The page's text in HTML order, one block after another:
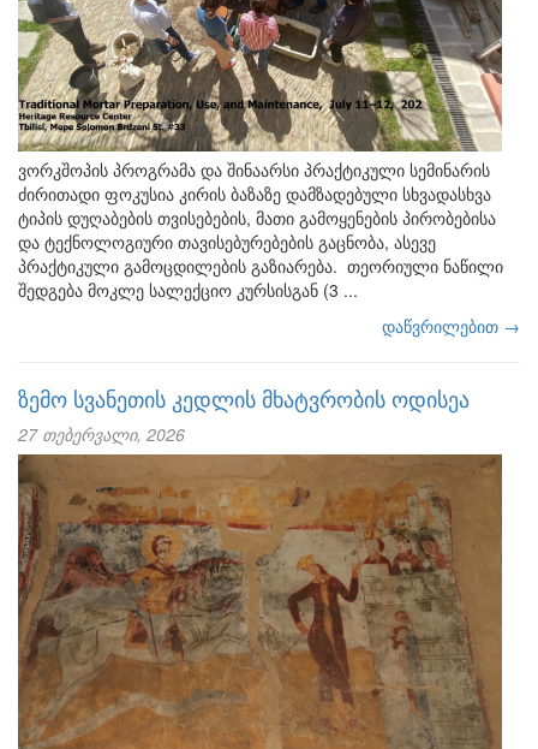
ვორკშოპის პროგრამა და შინაარსი პრაქტიკული სემინარის
ძირითადი ფოკუსია კირის ბაზაზე დამზადებული სხვადასხვა
ტიპის დუღაბების თვისებების, მათი გამოყენების პირობებისა
და ტექნოლოგიური თავისებურებების გაცნობა, ასევე
პრაქტიკული გამოცდილების გაზიარება. თეორიული ნაწილი
შედგება მოკლე სალექციო კურსისგან (3 ...
დაწვრილებით →
ზემო სვანეთის კედლის მხატვრობის ოდისეა
27 თებერვალი, 2026